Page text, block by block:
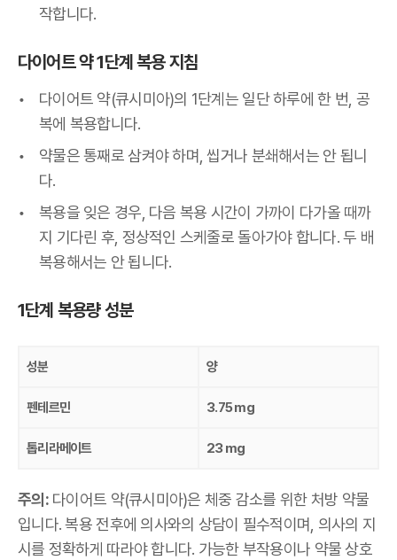
작합니다.
다이어트 약 1단계 복용 지침
다이어트 약(큐시미아)의 1단계는 일단 하루에 한 번, 공
복에 복용합니다.
약물은 통째로 삼켜야 하며, 씹거나 분쇄해서는 안 됩니
다.
복용을 잊은 경우, 다음 복용 시간이 가까이 다가올 때까
지 기다린 후, 정상적인 스케줄로 돌아가야 합니다. 두 배
복용해서는 안 됩니다.
1단계 복용량 성분
성분 양
펜테르민 3.75 mg
톱리라메이트 23 mg
주의:다이어트 약(큐시미아)은 체중 감소를 위한 처방 약물
입니다. 복용 전후에 의사와의 상담이 필수적이며, 의사의 지
시를 정확하게 따라야 합니다. 가능한 부작용이나 약물 상호